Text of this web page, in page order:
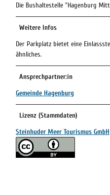
Die Bushaltestelle "Hagenburg
Weitere Infos
Der Parkplatz bietet eine
ähnliches.
Ansprechpartner:in
Gemeinde Hagenburg
Lizenz (Stammdaten)
Steinhuder Meer Tourismus GmbH